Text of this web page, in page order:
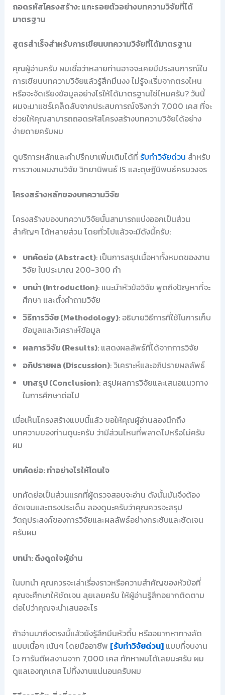
ถอดรหัสโครงสร้าง: แกะรอยตัวอย่างบทความวิจัยที่ได้
มาตรฐาน
สูตรสำเร็จสำหรับการเขียนบทความวิจัยที่ได้มาตรฐาน
คุณผู้อ่านครับ ผมเชื่อว่าหลายท่านอาจจะเคยมีประสบการณ์ใน
การเขียนบทความวิจัยแล้วรู้สึกมึนงง ไม่รู้จะเริ่มจากตรงไหน
หรือจะจัดเรียงข้อมูลอย่างไรให้ได้มาตรฐานใช่ไหมครับ? วันนี้
ผมจะมาแชร์เคล็ดลับจากประสบการณ์จริงกว่า 7,000 เคส ที่จะ
ช่วยให้คุณสามารถถอดรหัสโครงสร้างบทความวิจัยได้อย่าง
ง่ายดายครับผม
ดูบริการหลักและคำปรึกษาเพิ่มเติมได้ที่ รับทำวิจัยด่วน สำหรับ
การวางแผนงานวิจัย วิทยานิพนธ์ IS และดุษฎีนิพนธ์ครบวงจร
โครงสร้างหลักของบทความวิจัย
โครงสร้างของบทความวิจัยนั้นสามารถแบ่งออกเป็นส่วน
สำคัญๆ ได้หลายส่วน โดยทั่วไปแล้วจะมีดังนี้ครับ:
บทคัดย่อ (Abstract): เป็นการสรุปเนื้อหาทั้งหมดของงาน
วิจัย ในประมาณ 200-300 คำ
บทนำ (Introduction): แนะนำหัวข้อวิจัย พูดถึงปัญหาที่จะ
ศึกษา และตั้งคำถามวิจัย
วิธีการวิจัย (Methodology): อธิบายวิธีการที่ใช้ในการเก็บ
ข้อมูลและวิเคราะห์ข้อมูล
ผลการวิจัย (Results): แสดงผลลัพธ์ที่ได้จากการวิจัย
อภิปรายผล (Discussion): วิเคราะห์และอภิปรายผลลัพธ์
บทสรุป (Conclusion): สรุปผลการวิจัยและเสนอแนวทาง
ในการศึกษาต่อไป
เมื่อเห็นโครงสร้างแบบนี้แล้ว ขอให้คุณผู้อ่านลองนึกถึง
บทความของท่านดูนะครับ ว่ามีส่วนไหนที่พลาดไปหรือไม่ครับ
ผม
บทคัดย่อ: ทำอย่างไรให้โดนใจ
บทคัดย่อเป็นส่วนแรกที่ผู้ตรวจสอบจะอ่าน ดังนั้นมันจึงต้อง
ชัดเจนและตรงประเด็น ลองดูนะครับว่าคุณควรจะสรุป
วัตถุประสงค์ของการวิจัยและผลลัพธ์อย่างกระชับและชัดเจน
ครับผม
บทนำ: ดึงดูดใจผู้อ่าน
ในบทนำ คุณควรจะเล่าเรื่องราวหรือความสำคัญของหัวข้อที่
คุณจะศึกษาให้ชัดเจน ลุยเลยครับ ให้ผู้อ่านรู้สึกอยากติดตาม
ต่อไปว่าคุณจะนำเสนออะไร
ถ้าอ่านมาถึงตรงนี้แล้วยังรู้สึกมึนหัวตึ้บ หรืออยากหาทางลัด
แบบเนื้อๆ เน้นๆ โดยมืออาชีพ [รับทำวิจัยด่วน]แบบที่จบงาน
ไว การันตีผลงานจาก 7,000 เคส ทักหาผมได้เลยนะครับ ผม
ดูแลเองทุกเคส ไม่ทิ้งงานแน่นอนครับผม